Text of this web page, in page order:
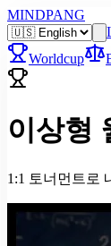
MINDPANG
Worldcup
이상형
1:1 토너먼트로